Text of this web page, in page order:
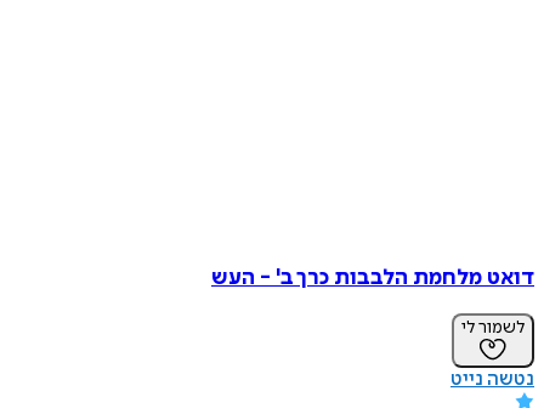
מלחמת הלבבות כרך ב' - העש
לי
נייט